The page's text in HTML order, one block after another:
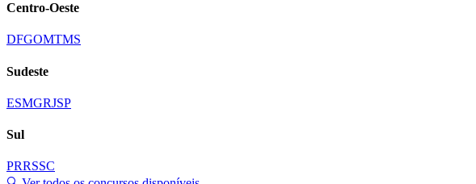
Centro-Oeste
DFGOMTMS
Sudeste
ESMGRJSP
Sul
PRRSSC